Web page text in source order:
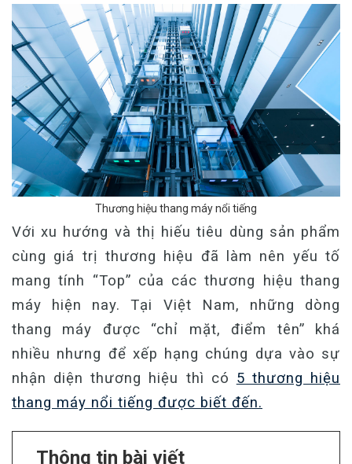
Thương hiệu thang máy nổi tiếng
Với xu hướng và thị hiếu tiêu dùng sản phẩm
cùng giá trị thương hiệu đã làm nên yếu tố
mang tính “Top” của các thương hiệu thang
máy hiện nay. Tại Việt Nam, những dòng
thang máy được “chỉ mặt, điểm tên” khá
nhiều nhưng để xếp hạng chúng dựa vào sự
nhận diện thương hiệu thì có 5 thương hiệu
thang máy nổi tiếng được biết đến.
Thông tin bài viết